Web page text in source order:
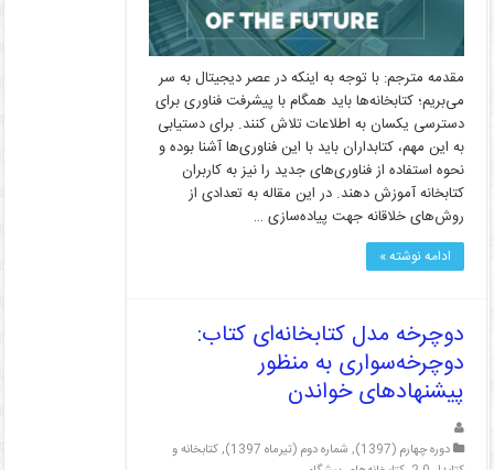
مقدمه مترجم: با توجه به اینکه در عصر دیجیتال به سر
می‌بریم؛ کتابخانه‌ها باید همگام با پیشرفت فناوری برای
دسترسی یکسان به اطلاعات تلاش کنند. برای دستیابی
به این مهم، کتابداران باید با این فناوری‌‌ها آشنا بوده و
نحوه استفاده از فناوری‌های جدید را نیز به کاربران
کتابخانه آموزش دهند. در این مقاله به تعدادی از
روش‌‌های خلاقانه جهت پیاده‌سازی …
ادامه نوشته »
دوچرخه مدل کتابخانه‌ای کتاب:
دوچرخه‌سواری به منظور
پیشنهاد‌های خواندن
دوره چهارم (1397) , شماره دوم (تیرماه 1397) ,کتابخانه و